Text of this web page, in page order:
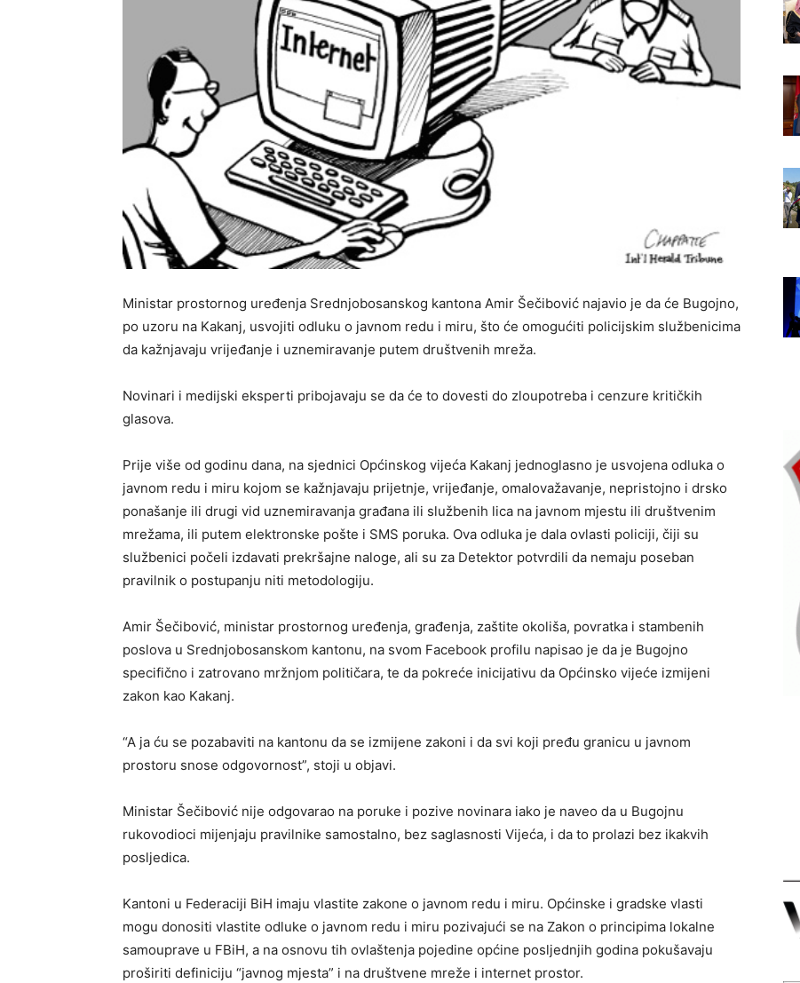
Ministar prostornog uređenja Srednjobosanskog kantona Amir Šečibović najavio je da će Bugojno,
po uzoru na Kakanj, usvojiti odluku o javnom redu i miru, što će omogućiti policijskim službenicima
da kažnjavaju vrijeđanje i uznemiravanje putem društvenih mreža.
Novinari i medijski eksperti pribojavaju se da će to dovesti do zloupotreba i cenzure kritičkih
glasova.
Prije više od godinu dana, na sjednici Općinskog vijeća Kakanj jednoglasno je usvojena odluka o
javnom redu i miru kojom se kažnjavaju prijetnje, vrijeđanje, omalovažavanje, nepristojno i drsko
ponašanje ili drugi vid uznemiravanja građana ili službenih lica na javnom mjestu ili društvenim
mrežama, ili putem elektronske pošte i SMS poruka. Ova odluka je dala ovlasti policiji, čiji su
službenici počeli izdavati prekršajne naloge, ali su za Detektor potvrdili da nemaju poseban
pravilnik o postupanju niti metodologiju.
Amir Šečibović, ministar prostornog uređenja, građenja, zaštite okoliša, povratka i stambenih
poslova u Srednjobosanskom kantonu, na svom Facebook profilu napisao je da je Bugojno
specifično i zatrovano mržnjom političara, te da pokreće inicijativu da Općinsko vijeće izmijeni
zakon kao Kakanj.
“A ja ću se pozabaviti na kantonu da se izmijene zakoni i da svi koji pređu granicu u javnom
prostoru snose odgovornost”, stoji u objavi.
Ministar Šečibović nije odgovarao na poruke i pozive novinara iako je naveo da u Bugojnu
rukovodioci mijenjaju pravilnike samostalno, bez saglasnosti Vijeća, i da to prolazi bez ikakvih
posljedica.
Kantoni u Federaciji BiH imaju vlastite zakone o javnom redu i miru. Općinske i gradske vlasti
mogu donositi vlastite odluke o javnom redu i miru pozivajući se na Zakon o principima lokalne
samouprave u FBiH, a na osnovu tih ovlaštenja pojedine općine posljednjih godina pokušavaju
proširiti definiciju “javnog mjesta” i na društvene mreže i internet prostor.